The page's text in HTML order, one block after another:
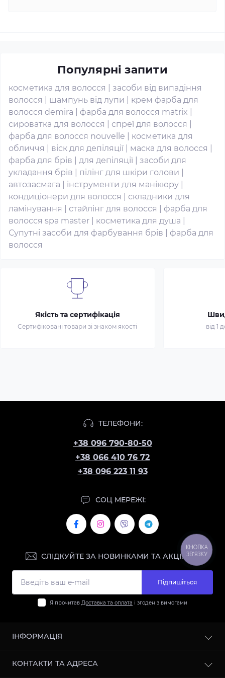
Популярні запити
косметика для волосся
засоби від випадіння
волосся
шампунь від лупи
крем фарба для
волосся demira
фарба для волосся matrix
сироватка для волосся
спреї для волосся
фарба для волосся nouvelle
косметика для
обличчя
віск для депіляції маска для волосся
фарба для брів
для депіляції
засоби для
укладання брів
пілінг для шкіри голови
автозасмага
інструменти для манікюру
кондиціонери для волосся
складники для
ламінування
стайлінг для волосся
фарба для
волосся spa master
косметика для душа
Супутні засоби для фарбування брів
фарба для
волосся
Якість та сертифікація
Сертифіковані товари зі знаком якості від 1
ТЕЛЕФОНИ:
+38 096 790-80-50
+38 066 410 76 72
+38 096 223 11 93
СОЦ МЕРЕЖІ:
СЛІДКУЙТЕ ЗА НОВИНКАМИ ТА АКЦІЯМИ:
Підпишіться
Я прочитав Доставка та оплата і згоден з вимогами
ІНФОРМАЦІЯ
Доставка та оплата
КОНТАКТИ ТА АДРЕСА
КНОПКА
ЗВ'ЯЗКУ